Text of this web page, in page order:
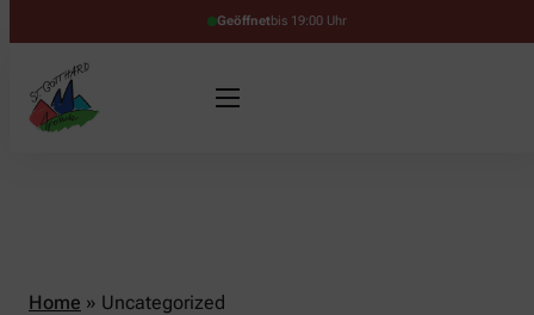
Geöffnetbis 19:00 Uhr
Home » Uncategorized